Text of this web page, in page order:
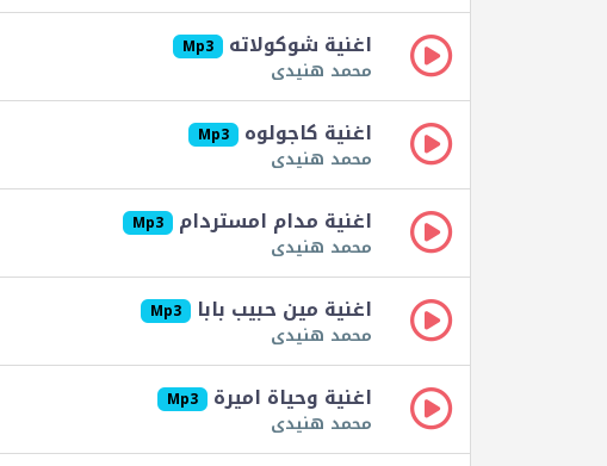
اغنية شوكولاته Mp3
محمد هنيدى
اغنية كاجولوه Mp3
محمد هنيدى
اغنية مدام امستردام Mp3
محمد هنيدى
اغنية مين حبيب بابا Mp3
محمد هنيدى
اغنية وحياة اميرة Mp3
محمد هنيدى